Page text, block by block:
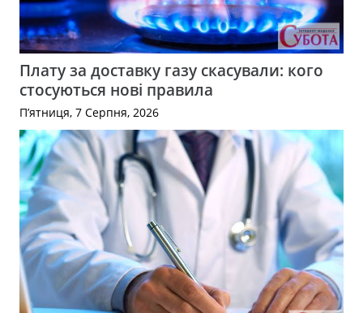
Плату за доставку газу скасували: кого
стосуються нові правила
П’ятниця, 7 Серпня, 2026